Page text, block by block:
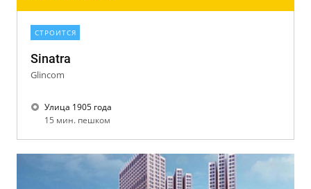
СТРОИТСЯ
Sinatra
Glincom
Улица 1905 года
15 мин. пешком